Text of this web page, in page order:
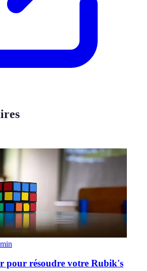
min
pour résoudre votre Rubik's